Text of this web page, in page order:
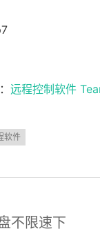
远程控制软件
软件
不限速下